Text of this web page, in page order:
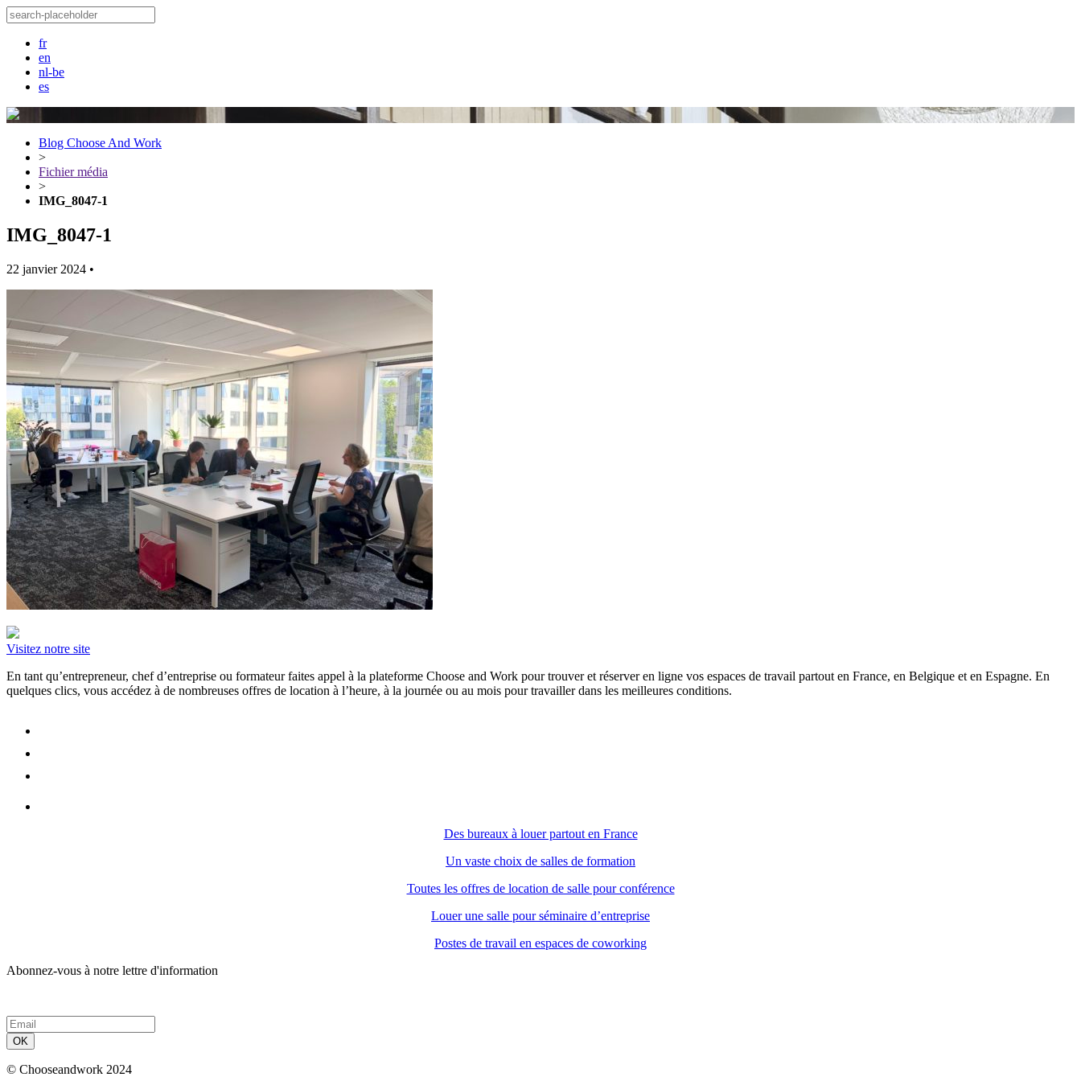
fr
en
nl-be
es
Blog Choose And Work
>
Fichier média
>
IMG_8047-1
IMG_8047-1
22 janvier 2024 •
Visitez notre site
En tant qu’entrepreneur, chef d’entreprise ou formateur faites appel à la plateforme Choose and Work pour trouver et réserver en ligne vos espaces de travail partout en France, en Belgique et en Espagne. En
quelques clics, vous accédez à de nombreuses offres de location à l’heure, à la journée ou au mois pour travailler dans les meilleures conditions.
Des bureaux à louer partout en France
Un vaste choix de salles de formation
Toutes les offres de location de salle pour conférence
Louer une salle pour séminaire d’entreprise
Postes de travail en espaces de coworking
Abonnez-vous à notre lettre d'information
OK
© Chooseandwork 2024